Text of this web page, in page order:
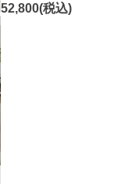
52,800(税込)